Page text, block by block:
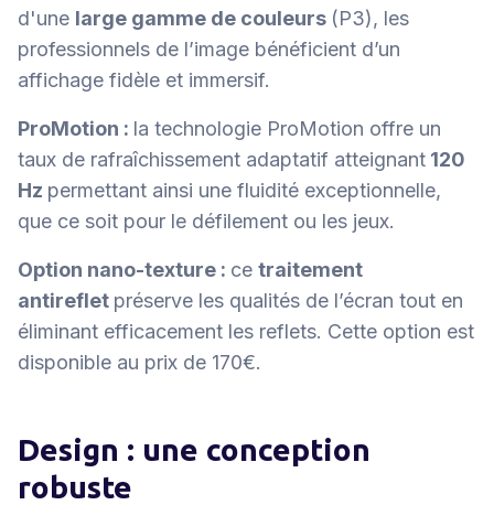
d'une large gamme de couleurs (P3), les
professionnels de l’image bénéficient d’un
affichage fidèle et immersif.
ProMotion : la technologie ProMotion offre un
taux de rafraîchissement adaptatif atteignant 120
Hz permettant ainsi une fluidité exceptionnelle,
que ce soit pour le défilement ou les jeux.
Option nano-texture : ce traitement
antireflet préserve les qualités de l’écran tout en
éliminant efficacement les reflets. Cette option est
disponible au prix de 170€.
Design : une conception
robuste